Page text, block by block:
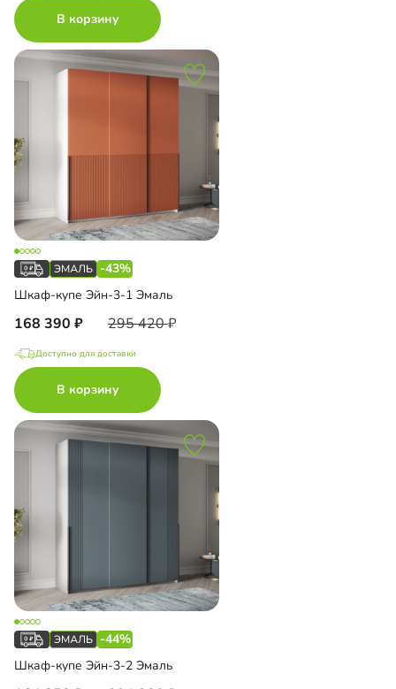
В корзину
-43%
Шкаф-купе Эйн-3-1 Эмаль
168 390 295 420
Доступно для доставки
В корзину
-44%
Шкаф-купе Эйн-3-2 Эмаль